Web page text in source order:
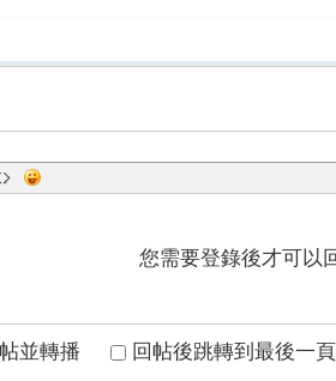
您需要登錄後才可以
並轉播 回帖後跳轉到最後一頁